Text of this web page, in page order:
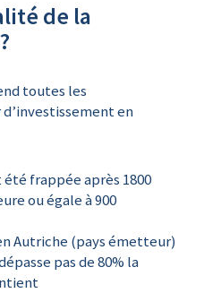
de la
toutes les
en
été frappée après 1800
ou égale à 900
Autriche (pays émetteur)
pas de 80% la